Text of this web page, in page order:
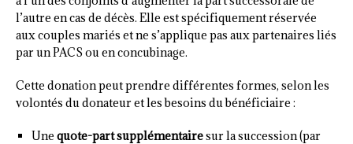
l’autre en cas de décès. Elle est spécifiquement réservée
aux couples mariés et ne s’applique pas aux partenaires liés
par un PACS ou en concubinage.
Cette donation peut prendre différentes formes, selon les
volontés du donateur et les besoins du bénéficiaire :
Une quote-part supplémentairesur la succession (par